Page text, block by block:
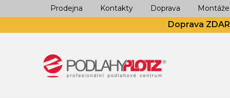
na
Doprava
Prodejna Kontakty Doprava Montáže